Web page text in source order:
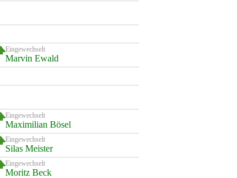
Eingewechselt
Marvin Ewald
Eingewechselt
Maximilian Bösel
Eingewechselt
Silas Meister
Eingewechselt
Moritz Beck